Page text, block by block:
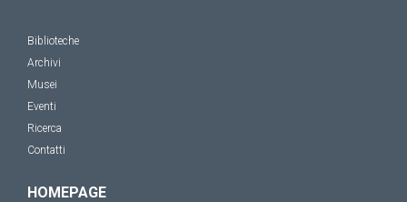
Biblioteche
Archivi
Musei
Eventi
Ricerca
Contatti
HOMEPAGE